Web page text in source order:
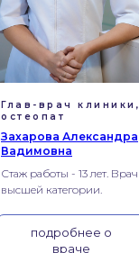
Глав-врач клиники,
остеопат
Захарова Александра
Вадимовна
Стаж работы - 13 лет. Врач
высшей категории.
подробнее о
враче